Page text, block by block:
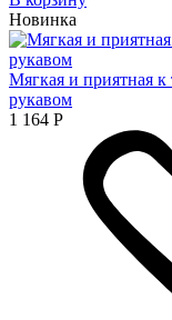
Новинка
Мягкая и приятная
рукавом
1 164 Р